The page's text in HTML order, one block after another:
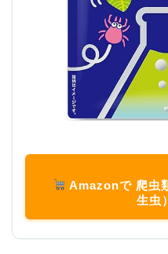
Amazonで 爬虫
生虫